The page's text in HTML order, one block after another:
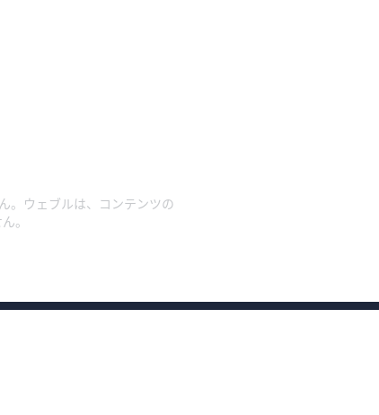
。ウェブルは、コンテンツの
。